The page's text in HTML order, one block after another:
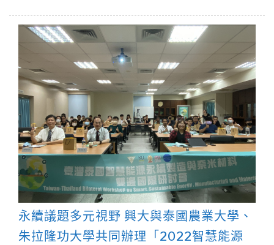
永續議題多元視野 興大與泰國農業大學、
朱拉隆功大學共同辦理「2022智慧能源